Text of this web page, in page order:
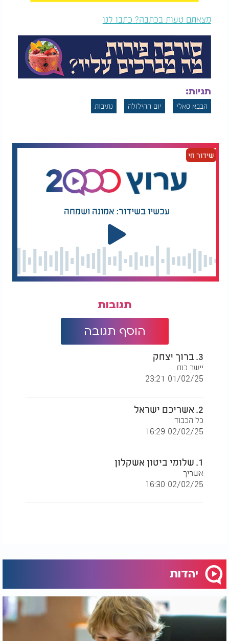
מצאתם טעות בכתבה? כתבו לנו
תגיות:
הבבא סאלי יום ההילולה נתיבות
שידור חי
עכשיו בשידור: אמונה ושמחה
תגובות
הוסף תגובה
3. ברוך יצחק
יישר כוח
01/02/25 23:21
2. אשריכם ישראל
כל הכבוד
02/02/25 16:29
1. שלומי ביטון אשקלון
אשריך
02/02/25 16:30
יהדות